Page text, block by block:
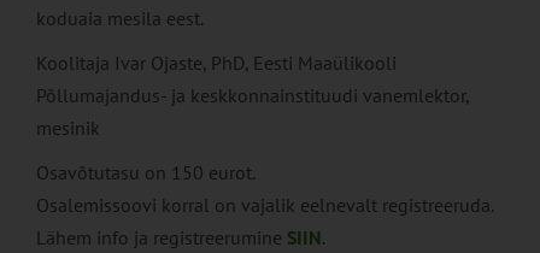
koduaia mesila eest.
Koolitaja Ivar Ojaste, PhD, Eesti Maaülikooli
Põllumajandus- ja keskkonnainstituudi vanemlektor,
mesinik
Osavõtutasu on 150 eurot.
Osalemissoovi korral on vajalik eelnevalt registreeruda.
Lähem info ja registreerumine SIIN.